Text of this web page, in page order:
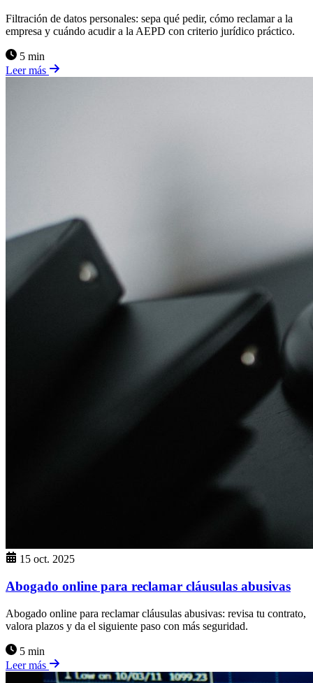
Filtración de datos personales: sepa qué pedir, cómo reclamar a la
empresa y cuándo acudir a la AEPD con criterio jurídico práctico.
5 min
Leer más
15 oct. 2025
Abogado online para reclamar cláusulas abusivas
Abogado online para reclamar cláusulas abusivas: revisa tu contrato,
valora plazos y da el siguiente paso con más seguridad.
5 min
Leer más